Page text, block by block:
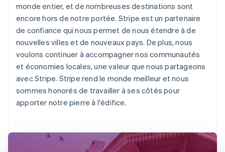
monde entier, et de nombreuses destinations sont
encore hors de notre portée. Stripe est un partenaire
de confiance qui nous permet de nous étendre à de
nouvelles villes et de nouveaux pays. De plus, nous
voulons continuer à accompagner nos communautés
et économies locales, une valeur que nous partageons
avec Stripe. Stripe rend le monde meilleur et nous
sommes honorés de travailler à ses côtés pour
apporter notre pierre à l'édifice.